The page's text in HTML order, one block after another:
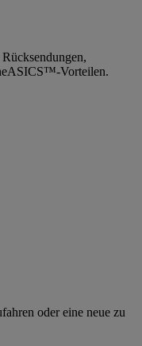
Vorteilen.
oder eine neue zu